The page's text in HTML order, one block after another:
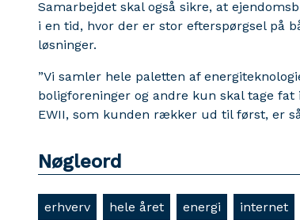
Samarbejdet skal også sikre, at
i en tid, hvor der er stor efterspørgsel på
løsninger.
”Vi samler hele paletten af
boligforeninger og andre kun skal tage
EWII, som kunden rækker ud til først, er
Nøgleord
erhverv hele året energi internet